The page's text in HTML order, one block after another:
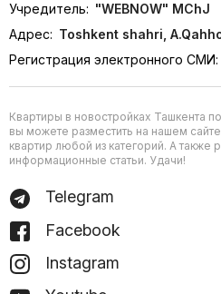
Учредитель: "WEBNOW" MChJ
Адрес: Toshkent shahri,
Регистрация электронного СМИ:
Квартиры в новостройках Ташкента
вы можете разместить на нашем
квартир любой из категорий. А также
информационные статьи. Удачи!
Telegram
Facebook
Instagram